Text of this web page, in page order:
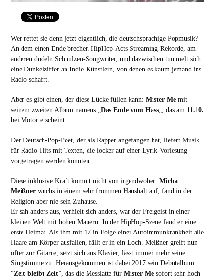
Wer rettet sie denn jetzt eigentlich, die deutschsprachige Popmusik?
An dem einen Ende brechen HipHop-Acts Streaming-Rekorde, am
anderen dudeln Schnulzen-Songwriter, und dazwischen tummelt sich
eine Dunkelziffer an Indie-Künstlern, von denen es kaum jemand ins
Radio schafft.
Aber es gibt einen, der diese Lücke füllen kann: Mister Memit
seinem zweiten Album namens „ Das Ende vom Hass„, das am 11.10.
bei Motor erscheint.
Der Deutsch-Pop-Poet, der als Rapper angefangen hat, liefert Musik
für Radio-Hits mit Texten, die locker auf einer Lyrik-Vorlesung
vorgetragen werden könnten.
Diese inklusive Kraft kommt nicht von irgendwoher: Micha
Meißnerwuchs in einem sehr frommen Haushalt auf, fand in der
Religion aber nie sein Zuhause.
Er sah anders aus, verhielt sich anders, war der Freigeist in einer
kleinen Welt mit hohen Mauern. In der HipHop-Szene fand er eine
erste Heimat. Als ihm mit 17 in Folge einer Autoimmunkrankheit alle
Haare am Körper ausfallen, fällt er in ein Loch. Meißner greift nun
öfter zur Gitarre, setzt sich ans Klavier, lässt immer mehr seine
Singstimme zu. Herausgekommen ist dabei 2017 sein Debütalbum
“Zeit bleibt Zeit”, das die Messlatte für Mister Mesofort sehr hoch